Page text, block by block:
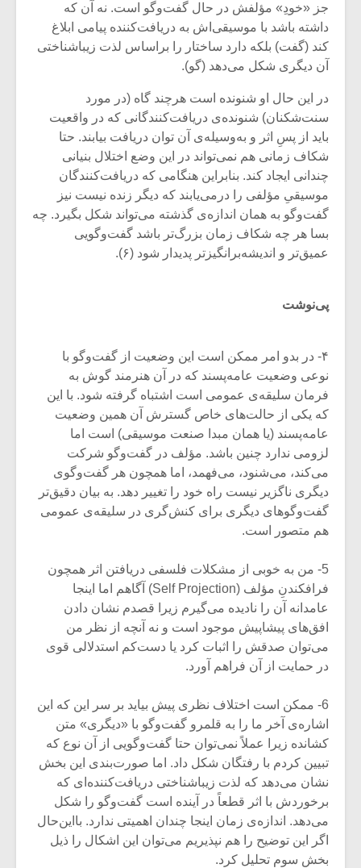
جز «خودِ» مؤلفش در حال گفت‌وگو است. نه آن که
داشته باشد با موسیقی‌اش به دریافت‌کننده پیامی ابلاغ
کند (گفت) بلکه دارد ساختار را براساس لذت زیباشناختی
آن دیگری شکل می‌دهد (گو).
در این حال او شنونده است هرچند گاه (در مورد
سنت‌شکنان) شنونده‌ی دریافت‌کنندگانی که در واقعیت
باید از پسِ اثر و به‌وسیله‌ی آن توان دریافت بیابند. حتا
شکاف زمانی هم نمی‌تواند در این وضع اختلال بنیانی
چندانی ایجاد کند. بنابراین هنگامی که دریافت‌کنندگان
موسیقیِ مؤلفی را درمی‌یابند که دیگر زنده نیست نیز
گفت‌وگو به همان اندازه‌ی گذشته می‌تواند شکل بگیرد. چه
بسا هر چه شکاف زمان بزرگ‌تر باشد گفت‌وگویی
عمیق‌تر و اندیشه‌برانگیزتر پدیدار شود (۶).
پی‌نوشت
۴- در بدو امر ممکن است این وضعیت از گفت‌وگو با
نوعی وضعیت عامه‌پسند که در آن هنرمند گوش به
فرمان سلیقه‌ی عمومی است اشتباه گرفته شود. با این
که یکی از حالت‌های خاص گسترش آن همین وضعیت
عامه‌پسند (یا همان مبدا صنعت موسیقی) است اما
لزومی ندارد چنین باشد. مؤلف در گفت‌وگو شرکت
می‌کند، می‌شنود، می‌فهمد، اما همچون هر گفت‌وگوی
دیگری ناگزیر نیست راه خود را تغییر دهد. به بیان دقیق‌تر
گفت‌وگوهای دیگری برای کنش‌گری در سلیقه‌ی عمومی
هم متصور است.
5- من به خوبی از مشکلات فلسفی دریافتن اثر همچون
فرافکندنِ مؤلف (Self Projection) آگاهم اما اینجا
عامدانه آن را نادیده می‌گیرم زیرا قصدم نشان دادن
افق‌های پیشاپیش موجود است و نه آنچه از نظر من
می‌توان صدقش را اثبات کرد یا دست‌کم استدلالی قوی
در حمایت از آن فراهم آورد.
6- ممکن است اختلاف نظری پیش بیاید بر سر این که این
اشاره‌ی آخر ما را به قلمرو گفت‌وگو با «دیگری» متن
کشانده زیرا عملاً نمی‌توان حتا گفت‌وگویی از آن نوع که
تبیین کردم با رفتگان شکل داد. اما صورت‌بندی این بخش
نشان می‌دهد که لذت زیباشناختی دریافت‌کننده‌ای که
برخوردش با اثر قطعاً در آینده است گفت‌وگو را شکل
می‌دهد. اندازه‌ی زمان اینجا چندان اهمیتی ندارد. بااین‌حال
اگر این توضیح را هم نپذیریم می‌توان این اشکال را ذیل
بخش سوم تحلیل کرد.